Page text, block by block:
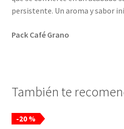
persistente. Un aroma y sabor
Pack Café Grano
También te
-20 %